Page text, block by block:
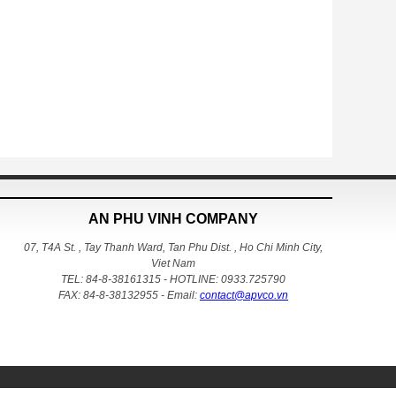
AN PHU VINH COMPANY
07, T4A St. , Tay Thanh Ward, Tan Phu Dist. , Ho Chi Minh City,
Viet Nam
TEL: 84-8-38161315 - HOTLINE: 0933.725790
FAX: 84-8-38132955 - Email: contact@apvco.vn